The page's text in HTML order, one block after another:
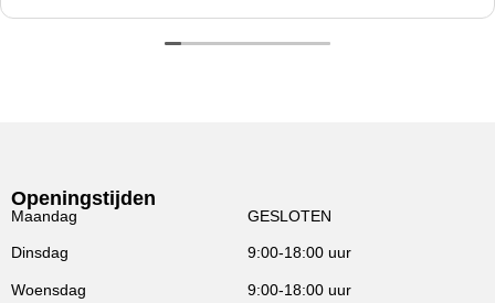
Openingstijden
Maandag GESLOTEN
Dinsdag 9:00-18:00 uur
Woensdag 9:00-18:00 uur